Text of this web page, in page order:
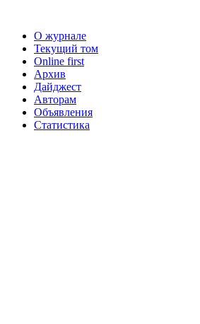
О журнале
Текущий том
Online first
Архив
Дайджест
Авторам
Объявления
Статистика